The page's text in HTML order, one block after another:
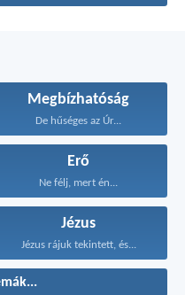
Megbízhatóság
De hűséges az Úr...
Erő
Ne félj, mert én...
Jézus
Jézus rájuk tekintett, és...